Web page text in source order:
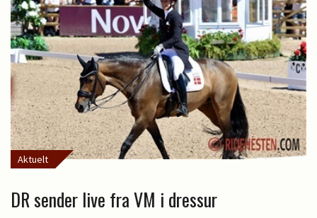
Aktuelt
DR sender live fra VM i dressur